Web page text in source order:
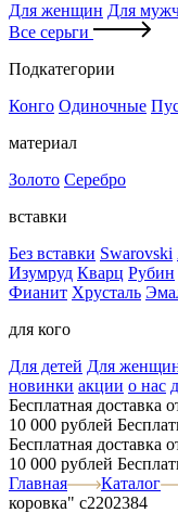
Для женщин Для
Все серьги
Подкатегории
Конго Одиночные
материал
Золото Серебро
вставки
Без вставки Swarovski
Изумруд Кварц Рубин
Фианит Хрусталь
для кого
Для детей Для
новинки акции о нас
Бесплатная доставка
10 000 рублей
Бесплатная доставка
10 000 рублей
Главная
Каталог
коровка" с2202384